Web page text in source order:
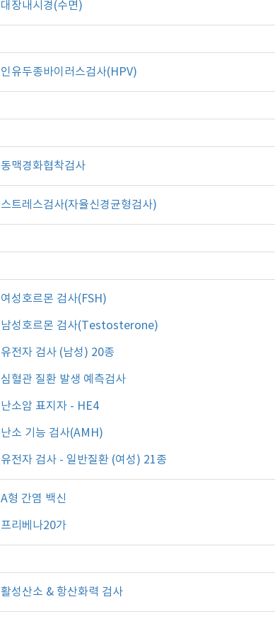
대장내시경(수면)
인유두종바이러스검사(HPV)
동맥경화협착검사
스트레스검사(자율신경균형검사)
여성호르몬 검사(FSH)
남성호르몬 검사(Testosterone)
유전자 검사 (남성) 20종
심혈관 질환 발생 예측검사
난소암 표지자 - HE4
난소 기능 검사(AMH)
유전자 검사 - 일반질환 (여성) 21종
A형 간염 백신
프리베나20가
활성산소 & 항산화력 검사